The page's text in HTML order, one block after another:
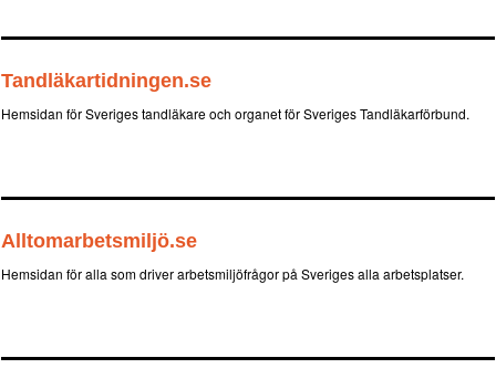
Tandläkartidningen.se
Hemsidan för Sveriges tandläkare och organet för Sveriges Tandläkarförbund.
Alltomarbetsmiljö.se
Hemsidan för alla som driver arbetsmiljöfrågor på Sveriges alla arbetsplatser.